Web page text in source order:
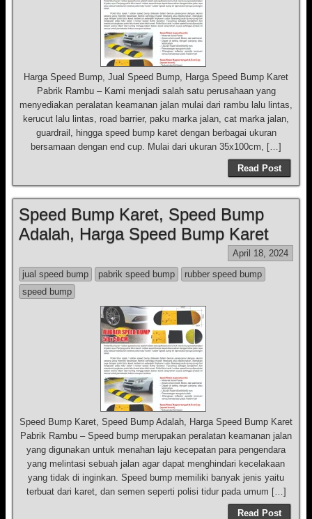
Harga Speed Bump, Jual Speed Bump, Harga Speed Bump Karet
Pabrik Rambu – Kami menjadi salah satu perusahaan yang
menyediakan peralatan keamanan jalan mulai dari rambu lalu lintas,
kerucut lalu lintas, road barrier, paku marka jalan, cat marka jalan,
guardrail, hingga speed bump karet dengan berbagai ukuran
bersamaan dengan end cup. Mulai dari ukuran 35x100cm, […]
Read Post
Speed Bump Karet, Speed Bump
Adalah, Harga Speed Bump Karet
April 18, 2024
jual speed bump
pabrik speed bump
rubber speed bump
speed bump
Speed Bump Karet, Speed Bump Adalah, Harga Speed Bump Karet
Pabrik Rambu – Speed bump merupakan peralatan keamanan jalan
yang digunakan untuk menahan laju kecepatan para pengendara
yang melintasi sebuah jalan agar dapat menghindari kecelakaan
yang tidak di inginkan. Speed bump memiliki banyak jenis yaitu
terbuat dari karet, dan semen seperti polisi tidur pada umum […]
Read Post